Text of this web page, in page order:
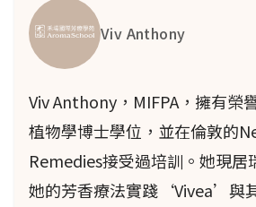
據估計，過去200年來，英格蘭
滅絕（Natural England，2010
England 是一個獨立的公共機
改善我們的自然環境，並鼓勵
們的環境。其網站
（www.naturalengland.org.uk
動的信息，並介紹一個需要支
Viv Anthony
Viv Anthony，MIFPA，擁有榮
植物學博士學位，並在倫敦的
Remedies接受過培訓。她現居
她的芳香療法實踐‘Vivea’與